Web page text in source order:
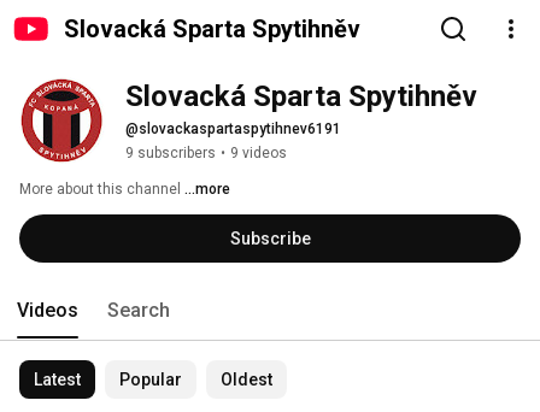
Slovacká Sparta Spytihněv
Slovacká Sparta Spytihněv
@slovackaspartaspytihnev6191
9 subscribers • 9 videos
More about this channel ...more
Subscribe
Videos Search
Latest Popular Oldest